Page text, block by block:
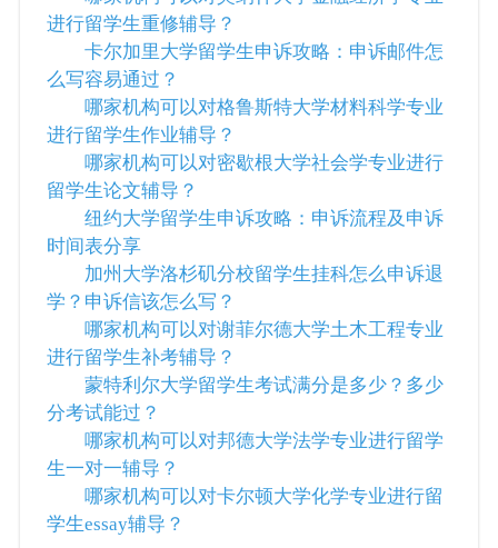
进行留学生重修辅导？
卡尔加里大学留学生申诉攻略：申诉邮件怎
么写容易通过？
哪家机构可以对格鲁斯特大学材料科学专业
进行留学生作业辅导？
哪家机构可以对密歇根大学社会学专业进行
留学生论文辅导？
纽约大学留学生申诉攻略：申诉流程及申诉
时间表分享
加州大学洛杉矶分校留学生挂科怎么申诉退
学？申诉信该怎么写？
哪家机构可以对谢菲尔德大学土木工程专业
进行留学生补考辅导？
蒙特利尔大学留学生考试满分是多少？多少
分考试能过？
哪家机构可以对邦德大学法学专业进行留学
生一对一辅导？
哪家机构可以对卡尔顿大学化学专业进行留
学生essay辅导？